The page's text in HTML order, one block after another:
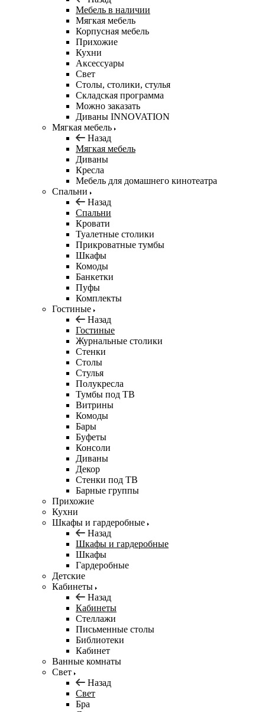
Мебель в наличии
Мягкая мебель
Корпусная мебель
Прихожие
Кухни
Аксессуары
Свет
Столы, столики, стулья
Складская программа
Можно заказать
Диваны INNOVATION
Мягкая мебель
Назад
Мягкая мебель
Диваны
Кресла
Мебель для домашнего кинотеатра
Спальни
Назад
Спальни
Кровати
Туалетные столики
Прикроватные тумбы
Шкафы
Комоды
Банкетки
Пуфы
Комплекты
Гостиные
Назад
Гостиные
Журнальные столики
Стенки
Столы
Стулья
Полукресла
Тумбы под ТВ
Витрины
Комоды
Бары
Буфеты
Консоли
Диваны
Декор
Стенки под ТВ
Барные группы
Прихожие
Кухни
Шкафы и гардеробные
Назад
Шкафы и гардеробные
Шкафы
Гардеробные
Детские
Кабинеты
Назад
Кабинеты
Стеллажи
Письменные столы
Библиотеки
Кабинет
Ванные комнаты
Свет
Назад
Свет
Бра